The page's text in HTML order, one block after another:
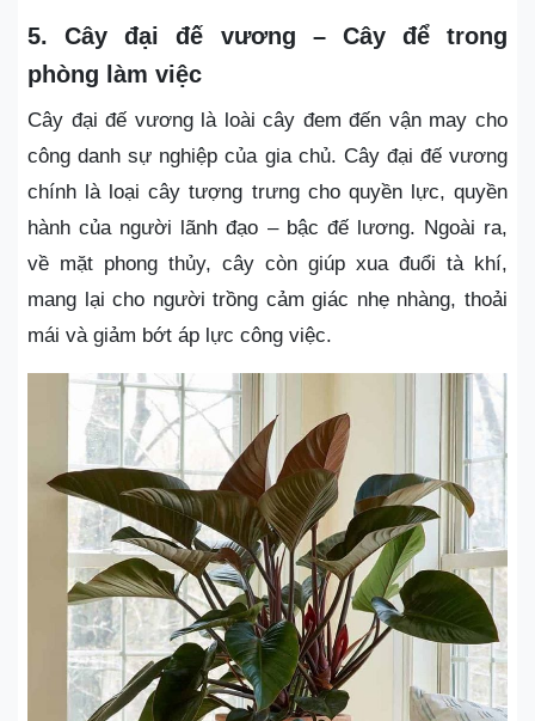
5. Cây đại đế vương – Cây để trong
phòng làm việc
Cây đại đế vương là loài cây đem đến vận may cho
công danh sự nghiệp của gia chủ. Cây đại đế vương
chính là loại cây tượng trưng cho quyền lực, quyền
hành của người lãnh đạo – bậc đế lương. Ngoài ra,
về mặt phong thủy, cây còn giúp xua đuổi tà khí,
mang lại cho người trồng cảm giác nhẹ nhàng, thoải
mái và giảm bớt áp lực công việc.